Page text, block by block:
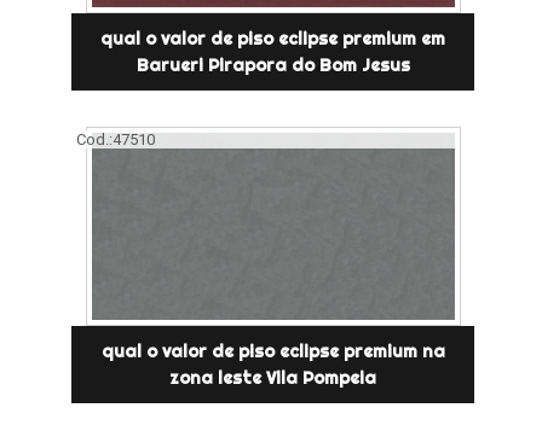
qual o valor de piso eclipse premium em
Barueri Pirapora do Bom Jesus
Cod.:47510
qual o valor de piso eclipse premium na
zona leste Vila Pompeia